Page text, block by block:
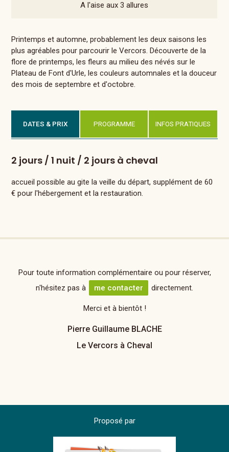
A l'aise aux 3 allures
Printemps et automne, probablement les deux saisons les
plus agréables pour parcourir le Vercors. Découverte de la
flore de printemps, les fleurs au milieu des névés sur le
Plateau de Font d'Urle, les couleurs automnales et la douceur
des mois de septembre et d'octobre.
DATES & PRIX PROGRAMME INFOS PRATIQUES
2 jours / 1 nuit / 2 jours à cheval
accueil possible au gite la veille du départ, supplément de 60
€ pour l'hébergement et la restauration.
Pour toute information complémentaire ou pour réserver,
n'hésitez pas à
me contacter directement.
Merci et à bientôt !
Pierre Guillaume BLACHE
Le Vercors à Cheval
Proposé par